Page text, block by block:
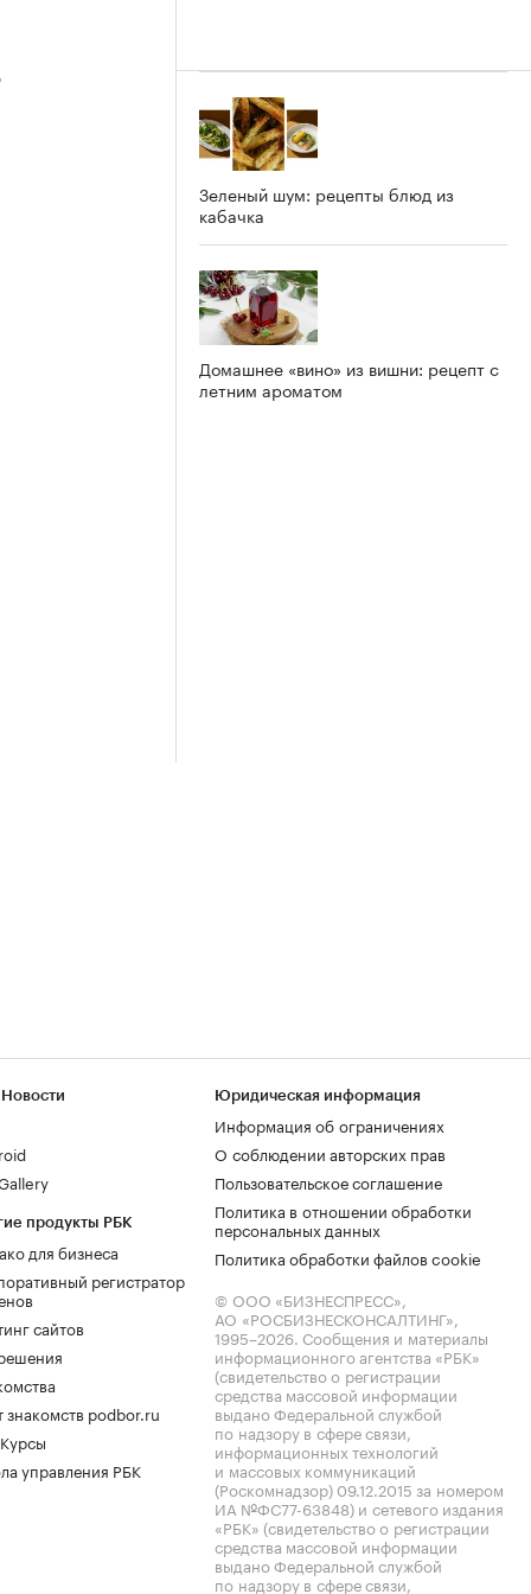
Зеленый шум: рецепты блюд из
кабачка
Домашнее «вино» из вишни: рецепт с
летним ароматом
продукты РБК
для бизнеса
регистратор
сайтов
знакомств podbor.ru
управления РБК
Юридическая информация
Информация об ограничениях
О соблюдении авторских прав
Пользовательское соглашение
Политика в отношении обработки
персональных данных
Политика обработки файлов cookie
© ООО «БИЗНЕСПРЕСС»,
АО «РОСБИЗНЕСКОНСАЛТИНГ»,
1995–2026. Сообщения и материалы
информационного агентства «РБК»
(свидетельство о регистрации
средства массовой информации
выдано Федеральной службой
по надзору в сфере связи,
информационных технологий
и массовых коммуникаций
(Роскомнадзор) 09.12.2015 за номером
ИА №ФС77-63848) и сетевого издания
«РБК» (свидетельство о регистрации
средства массовой информации
выдано Федеральной службой
по надзору в сфере связи,